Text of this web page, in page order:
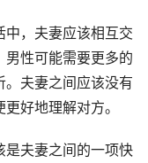
，夫妻应该相互交
性可能需要更多的
夫妻之间应该没有
好地理解对方。
是夫妻之间的一项快